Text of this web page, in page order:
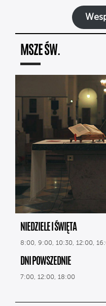
MSZE ŚW.
NIEDZIELE I ŚWIĘTA
8:00, 9:00, 10:30, 12:00,
DNI POWSZEDNIE
7:00, 12:00, 18:00